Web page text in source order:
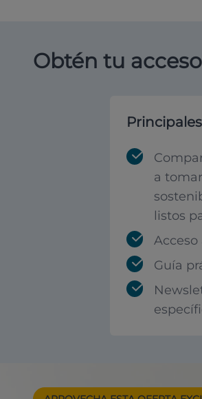
Obtén tu
a
listos
Acceso
Guía